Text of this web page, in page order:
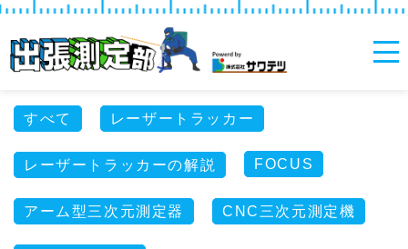
～2m
すべて レーザートラッカー
レーザートラッカーの解説 FOCUS
アーム型三次元測定器 CNC三次元測定機